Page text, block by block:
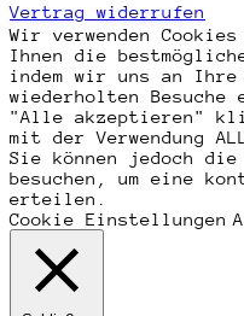
Vertrag widerrufen
Wir verwenden
Ihnen die
indem wir uns an Ihre
wiederholten Besuche
"Alle akzeptieren"
mit der Verwendung
Sie können jedoch
besuchen, um eine
erteilen.
Cookie Einstellungen